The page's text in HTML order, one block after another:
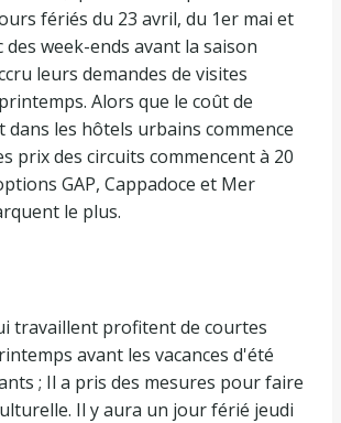
fériés du 23 avril, du 1er mai et
des week-ends avant la saison
leurs demandes de visites
Alors que le coût de
les hôtels urbains commence
prix des circuits commencent à 20
GAP, Cappadoce et Mer
le plus.
travaillent profitent de courtes
avant les vacances d'été
; Il a pris des mesures pour faire
Il y aura un jour férié jeudi